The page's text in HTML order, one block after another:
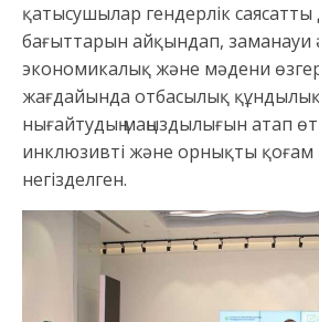
қатысушылар гендерлік
бағыттарын айқындап, заманауи
экономикалық және мәдени
жағдайында отбасылық
нығайтудың маңыздылығын атап
инклюзивті және орнықты қоғам
негізделген.